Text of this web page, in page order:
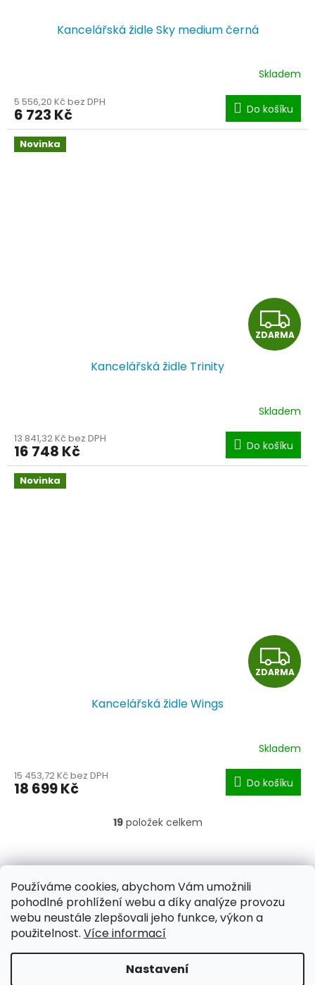
Používáme cookies, abychom Vám umožnili
pohodlné prohlížení webu a díky analýze provozu
webu neustále zlepšovali jeho funkce, výkon a
použitelnost. Více informací
Nastavení
Kancelářská židle Sky medium černá
Skladem
5 556,20 Kč bez DPH
6 723 Kč Do košíku
Novinka
Z
D
R
M
A
ZDARMA
Kancelářská židle Trinity
Skladem
13 841,32 Kč bez DPH
16 748 Kč Do košíku
Novinka
Z
D
R
M
A
ZDARMA
Kancelářská židle Wings
Skladem
15 453,72 Kč bez DPH
18 699 Kč Do košíku
O
l
á
d
a
c
í
p
r
v
k
19položek celkem
Z
á
/ Ochrana osobních údajů / Reklamace
/ Výměna, vrácení zboží
Vytvořil Shoptet